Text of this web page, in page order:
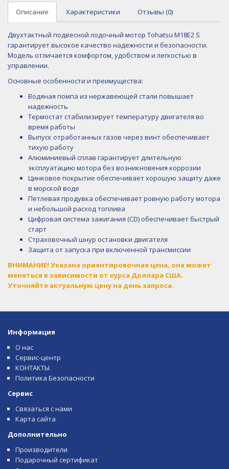
Описание Характеристики Отзывы (0)
Двухтактный подвесной лодочный мотор Tohatsu M18E2 S
гарантирует высокое качество надежности и безопасности.
Модель отличается комфортом, удобством и легкостью в
управлении.
Основные особенности и преимущества:
Водяная помпа из нержавеющей стали повышает
надежность
Термостат стабилизирует температуру двигателя во
время работы
Выпуск отработанных газов через винт обеспечивает
тихую работу
Алюминиевый сплав гарантирует длительную
эксплуатацию мотора без возникновения коррозии
Цинковое покрытие обеспечивает хорошую защиту даже
в морской воде
Петлевая продувка обеспечивает ровную работу мотора
и небольшой расход топлива
Цифровая система зажигания (CD) обеспечивает быстрый
старт
Страховочный шнур остановки двигателя
Защита от запуска при включенной трансмиссии
ВНИМАНИЕ! Указана ориентировочная цена, она может
меняться в зависимости от курса Доллара США.
Уточняйте актуальную цену на день запроса.
Информация
О нас
Сервис-центр
КОНТАКТЫ
Политика Безопасности
Сервис
Связаться с нами
Карта сайта
Дополнительно
Производители
Подарочный сертификат